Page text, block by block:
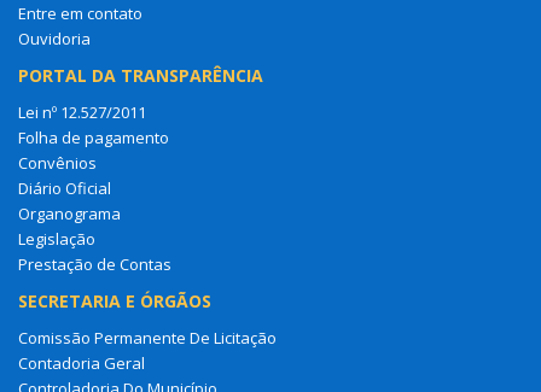
Entre em contato
Ouvidoria
PORTAL DA TRANSPARÊNCIA
Lei nº 12.527/2011
Folha de pagamento
Convênios
Diário Oficial
Organograma
Legislação
Prestação de Contas
SECRETARIA E ÓRGÃOS
Comissão Permanente De Licitação
Contadoria Geral